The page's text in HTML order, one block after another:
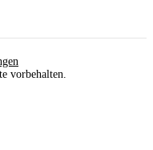
vorbehalten.